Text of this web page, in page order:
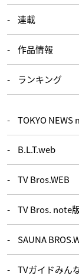
連載
作品情報
ランキング
TOKYO
B.L.T.web
TV Bros.WEB
TV Bros. note
SAUNA
TVガイドみん